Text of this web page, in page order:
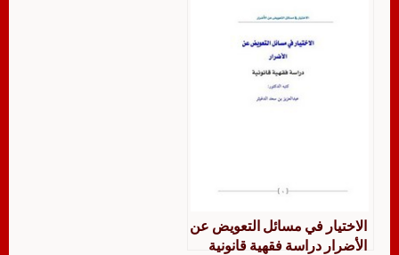
الاختيار في مسائل التعويض عن
الأضرار دراسة فقهية قانونية